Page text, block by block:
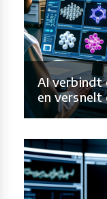
AI verbindt
en versnelt